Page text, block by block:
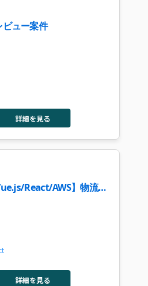
ビュー案件
詳細を見る
React/AWS】物流業
発・インフラ改善案件
詳細を見る